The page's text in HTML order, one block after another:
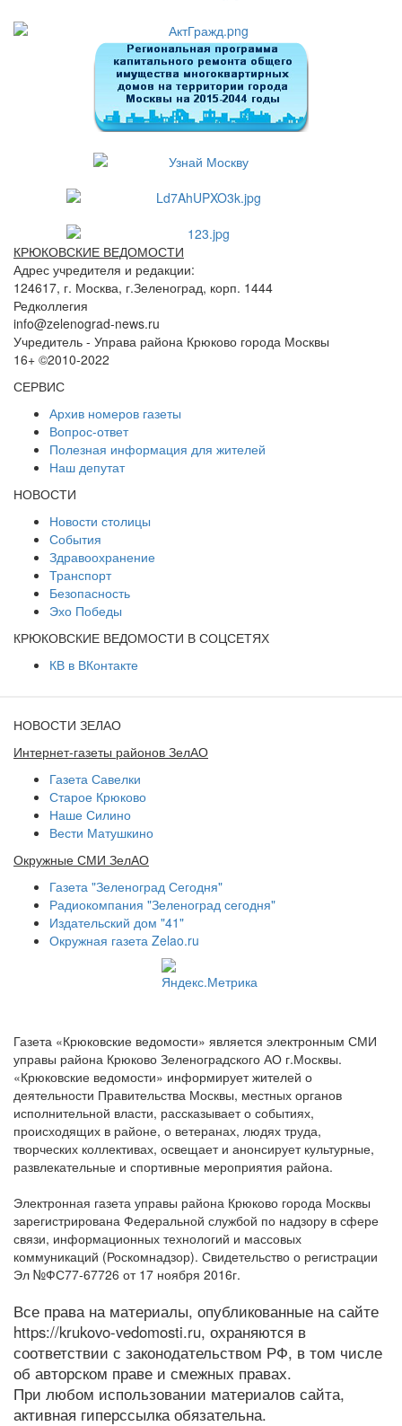
КРЮКОВСКИЕ ВЕДОМОСТИ
Адрес учредителя и редакции:
124617, г. Москва, г.Зеленоград, корп. 1444
Редколлегия
info@zelenograd-news.ru
Учредитель - Управа района Крюково города Москвы
16+ ©2010-2022
СЕРВИС
Архив номеров газеты
Вопрос-ответ
Полезная информация для жителей
Наш депутат
НОВОСТИ
Новости столицы
События
Здравоохранение
Транспорт
Безопасность
Эхо Победы
КРЮКОВСКИЕ ВЕДОМОСТИ В СОЦСЕТЯХ
КВ в ВКонтакте
НОВОСТИ ЗЕЛАО
Интернет-газеты районов ЗелАО
Газета Савелки
Старое Крюково
Наше Силино
Вести Матушкино
Окружные СМИ ЗелАО
Газета "Зеленоград Сегодня"
Радиокомпания "Зеленоград сегодня"
Издательский дом "41"
Окружная газета Zelao.ru
Газета «Крюковские ведомости» является электронным СМИ
управы района Крюково Зеленоградского АО г.Москвы.
«Крюковские ведомости» информирует жителей о
деятельности Правительства Москвы, местных органов
исполнительной власти, рассказывает о событиях,
происходящих в районе, о ветеранах, людях труда,
творческих коллективах, освещает и анонсирует культурные,
развлекательные и спортивные мероприятия района.
Электронная газета управы района Крюково города Москвы
зарегистрирована Федеральной службой по надзору в сфере
связи, информационных технологий и массовых
коммуникаций (Роскомнадзор). Свидетельство о регистрации
Эл №ФС77-67726 от 17 ноября 2016г.
Все права на материалы, опубликованные на сайте
https://krukovo-vedomosti.ru, охраняются в
соответствии с законодательством РФ, в том числе
об авторском праве и смежных правах.
При любом использовании материалов сайта,
активная гиперссылка обязательна.